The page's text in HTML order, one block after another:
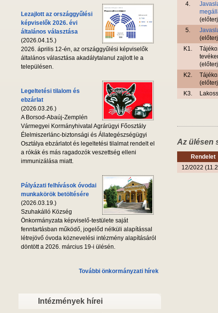
Lezajlott az országgyűlési
képviselők 2026. évi
általános választása
(2026.04.15.)
2026. április 12-én, az országgyűlési képviselők
általános választása akadálytalanul zajlott le a
településen.
Legeltetési tilalom és
ebzárlat
(2026.03.26.)
A Borsod-Abaúj-Zemplén
Vármegyei Kormányhivatal Agrárügyi Főosztály
Élelmiszerlánc-biztonsági és Állategészségügyi
Osztálya ebzárlatot és legeltetési tilalmat rendelt el
a rókák és más ragadozók veszettség elleni
immunizálása miatt.
Pályázati felhívások óvodai
munkakörök betöltésére
(2026.03.19.)
Szuhakálló Község
Önkormányzata képviselő-testülete saját
fenntartásban működő, jogelőd nélküli alapítással
létrejövő óvoda köznevelési intézmény alapításáról
döntött a 2026. március 19-i ülésén.
További önkormányzati hírek
Intézmények hírei
4.
5.
K1.
K2.
K3.
Az ülésen
Rendelet
12/2022